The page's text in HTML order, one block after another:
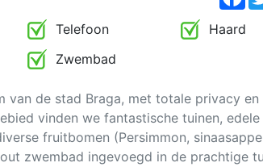
Telefoon
Haard
Zwembad
van de stad Braga, met totale privacy en
vinden we fantastische tuinen, edele
fruitbomen (Persimmon,
zwembad ingevoegd in de prachtige